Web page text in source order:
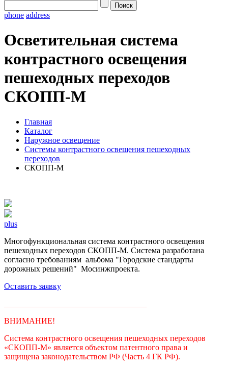
phone address
Осветительная система
контрастного освещения
пешеходных переходов
СКОПП-М
Главная
Каталог
Наружное освещение
Системы контрастного освещения пешеходных
переходов
СКОПП-М
plus
Многофункциональная система контрастного освещения
пешеходных переходов СКОПП-М. Система разработана
согласно требованиям альбома "Городские стандарты
дорожных решений" Мосинжпроекта.
Оставить заявку
ВНИМАНИЕ!
Система контрастного освещения пешеходных переходов
«СКОПП-М» является объектом патентного права и
защищена законодательством РФ (Часть 4 ГК РФ).